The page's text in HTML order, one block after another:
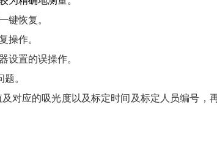
键恢复。
操作。
设置的误操作。
。
对应的吸光度以及标定时间及标定人员编号，